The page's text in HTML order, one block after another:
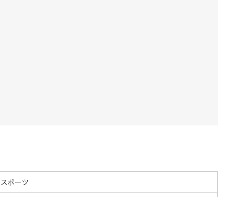
スポーツ